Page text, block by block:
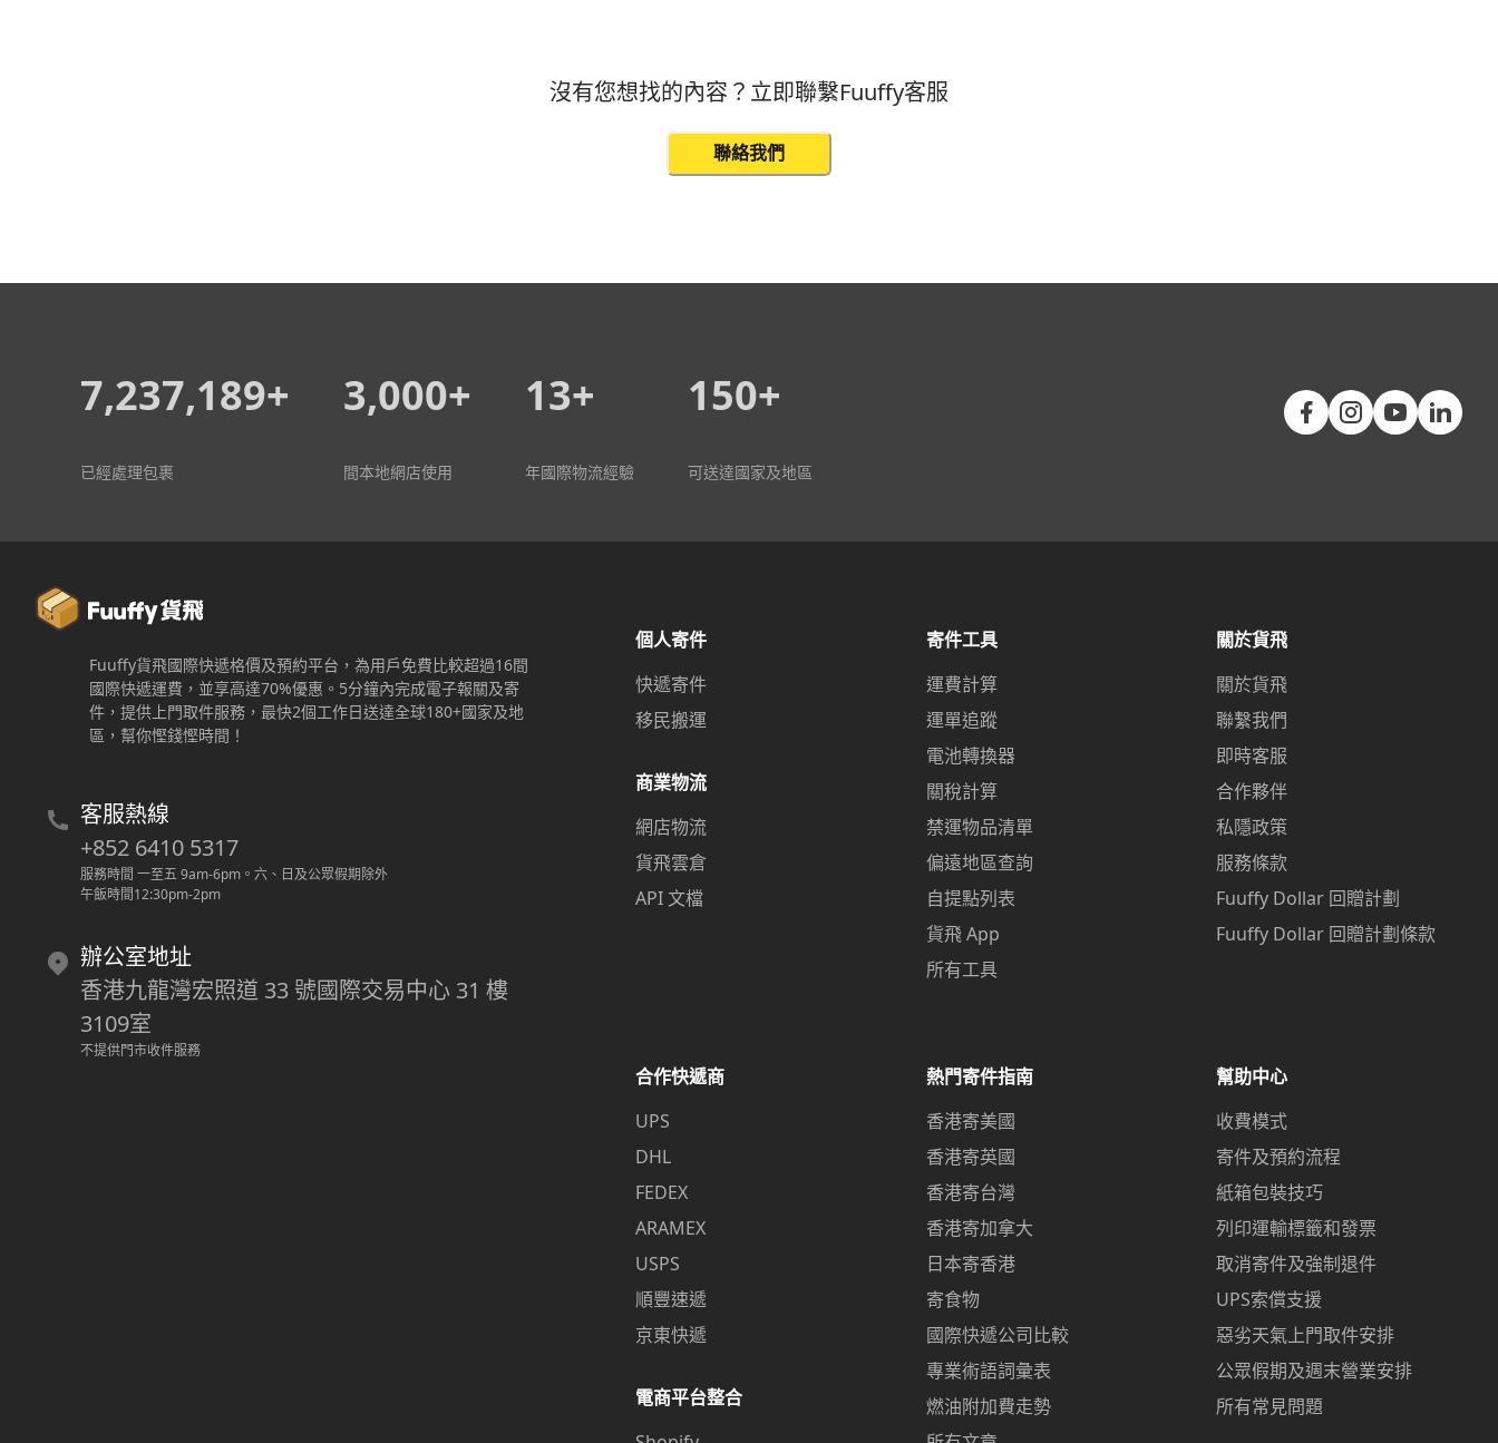
沒有您想找的內容？立即聯繫Fuuffy客服
聯絡我們
7,237,189+
已經處理包裹
3,000+
間本地網店使用
13+
年國際物流經驗
150+
可送達國家及地區
Fuuffy貨飛國際快遞格價及預約平台，為用戶免費比較超過16間
國際快遞運費，並享高達70%優惠。5分鐘內完成電子報關及寄
件，提供上門取件服務，最快2個工作日送達全球180+國家及地
區，幫你慳錢慳時間！
客服熱線
+852 6410 5317
服務時間 一至五 9am-6pm 。 六、日及公眾假期除外
午飯時間12:30pm-2pm
辦公室地址
香港九龍灣宏照道 33 號國際交易中心 31 樓
3109室
不提供門市收件服務
個人寄件
快遞寄件
移民搬運
商業物流
網店物流
貨飛雲倉
API 文檔
寄件工具
運費計算
運單追蹤
電池轉換器
關稅計算
禁運物品清單
偏遠地區查詢
自提點列表
貨飛 App
所有工具
關於貨飛
關於貨飛
聯繫我們
即時客服
合作夥伴
私隱政策
服務條款
Fuuffy Dollar 回贈計劃
Fuuffy Dollar 回贈計劃條款
合作快遞商
UPS
DHL
FEDEX
ARAMEX
USPS
順豐速遞
京東快遞
電商平台整合
熱門寄件指南
香港寄美國
香港寄英國
香港寄台灣
香港寄加拿大
日本寄香港
寄食物
國際快遞公司比較
專業術語詞彙表
燃油附加費走勢
幫助中心
收費模式
寄件及預約流程
紙箱包裝技巧
列印運輸標籤和發票
取消寄件及強制退件
UPS索償支援
惡劣天氣上門取件安排
公眾假期及週末營業安排
所有常見問題